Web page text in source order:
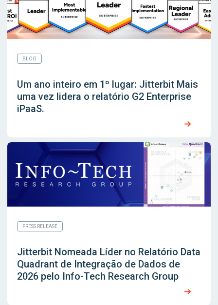
BLOG
Um ano inteiro em 1º lugar: Jitterbit Mais
uma vez lidera o relatório G2 Enterprise
iPaaS.
PRESS RELEASE
Jitterbit Nomeada Líder no Relatório Data
Quadrant de Integração de Dados de
2026 pelo Info-Tech Research Group